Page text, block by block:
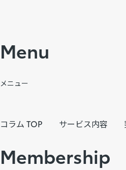
Menu
メニュー
コラム TOP サービス内容
Membership